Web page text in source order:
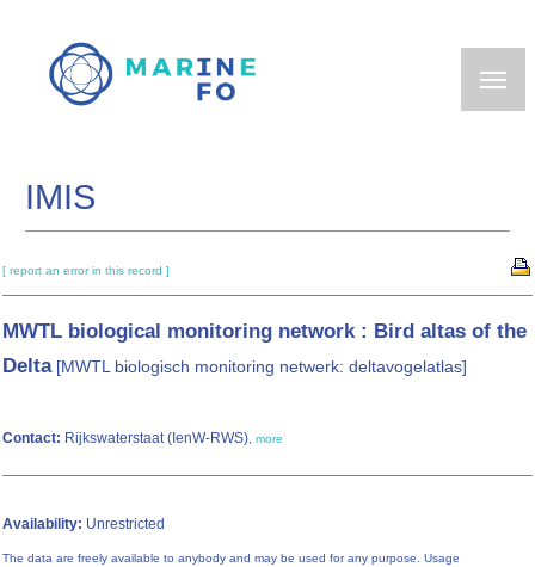
main
IMIS
[ report an error in this record ]
MWTL biological monitoring network : Bird altas of the
Delta[MWTL biologisch monitoring netwerk: deltavogelatlas]
Contact: Rijkswaterstaat (IenW-RWS), more
Availability: Unrestricted
The data are freely available to anybody and may be used for any purpose. Usage